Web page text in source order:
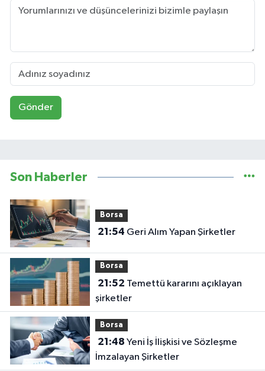
Gönder
Son Haberler
Borsa
21:54 Geri Alım Yapan Şirketler
Borsa
21:52
şirketler
Borsa
21:48
İmzalayan Şirketler